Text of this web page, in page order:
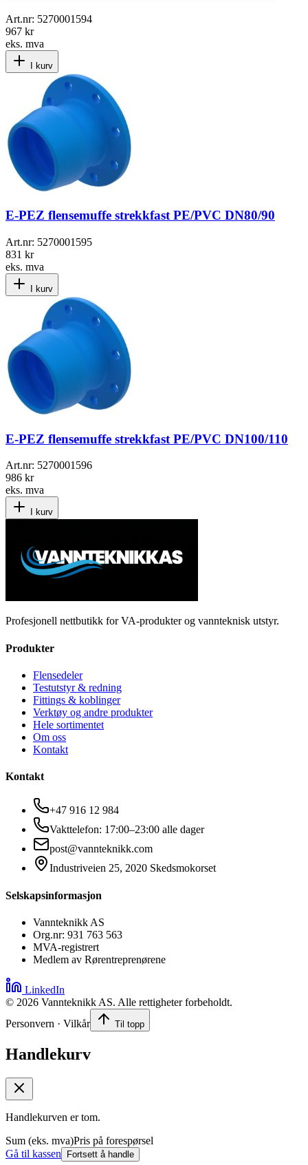
Art.nr: 5270001594
967 kr
eks. mva
I kurv
E-PEZ flensemuffe strekkfast PE/PVC DN80/90
Art.nr: 5270001595
831 kr
eks. mva
I kurv
E-PEZ flensemuffe strekkfast PE/PVC DN100/110
Art.nr: 5270001596
986 kr
eks. mva
I kurv
Profesjonell nettbutikk for VA-produkter og vannteknisk utstyr.
Produkter
Flensedeler
Testutstyr & redning
Fittings & koblinger
Verktøy og andre produkter
Hele sortimentet
Om oss
Kontakt
Kontakt
+47 916 12 984
Vakttelefon: 17:00–23:00 alle dager
post@vannteknikk.com
Industriveien 25, 2020 Skedsmokorset
Selskapsinformasjon
Vannteknikk AS
Org.nr: 931 763 563
MVA-registrert
Medlem av Rørentreprenørene
LinkedIn
© 2026 Vannteknikk AS. Alle rettigheter forbeholdt.
Personvern · Vilkår
Til topp
Handlekurv
Handlekurven er tom.
Sum (eks. mva)Pris på forespørsel
Gå til kassen
Fortsett å handle